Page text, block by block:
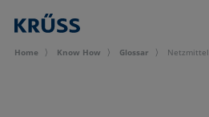
Home Know How Glossar Netzmittel